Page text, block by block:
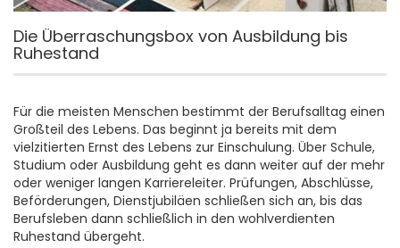
Die Überraschungsbox von Ausbildung bis
Ruhestand
Für die meisten Menschen bestimmt der Berufsalltag einen
Großteil des Lebens. Das beginnt ja bereits mit dem
vielzitierten Ernst des Lebens zur Einschulung. Über Schule,
Studium oder Ausbildung geht es dann weiter auf der mehr
oder weniger langen Karriereleiter. Prüfungen, Abschlüsse,
Beförderungen, Dienstjubiläen schließen sich an, bis das
Berufsleben dann schließlich in den wohlverdienten
Ruhestand übergeht.